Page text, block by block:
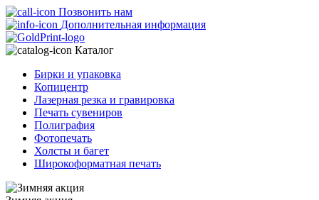
Позвонить нам
Дополнительная информация
Каталог
Бирки и упаковка
Копицентр
Лазерная резка и гравировка
Печать сувениров
Полиграфия
Фотопечать
Холсты и багет
Широкоформатная печать